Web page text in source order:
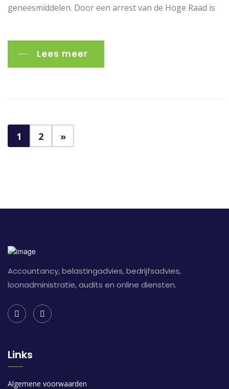
geneesmiddelen. Door een arrest van de Hoge Raad is
Lees meer
1 2 »
Accountancy, belastingadvies, bedrijfsadvies,
loonadministratie, audits en online diensten.
Links
Algemene voorwaarden